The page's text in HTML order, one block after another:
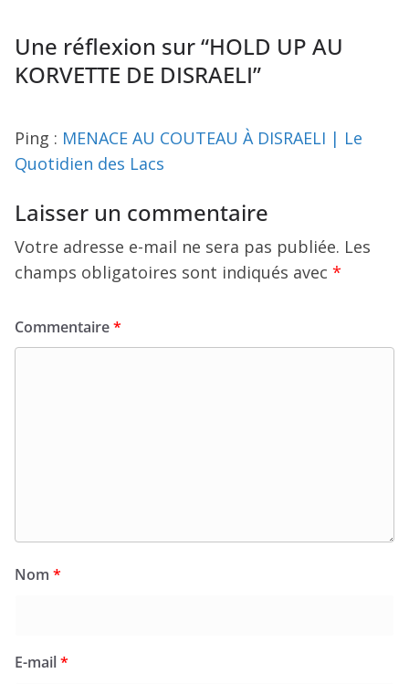
Une réflexion sur “HOLD UP AU
KORVETTE DE DISRAELI”
Ping : MENACE AU COUTEAU À DISRAELI | Le
Quotidien des Lacs
Laisser un commentaire
Votre adresse e-mail ne sera pas publiée. Les
champs obligatoires sont indiqués avec *
Commentaire*
Nom *
E-mail*